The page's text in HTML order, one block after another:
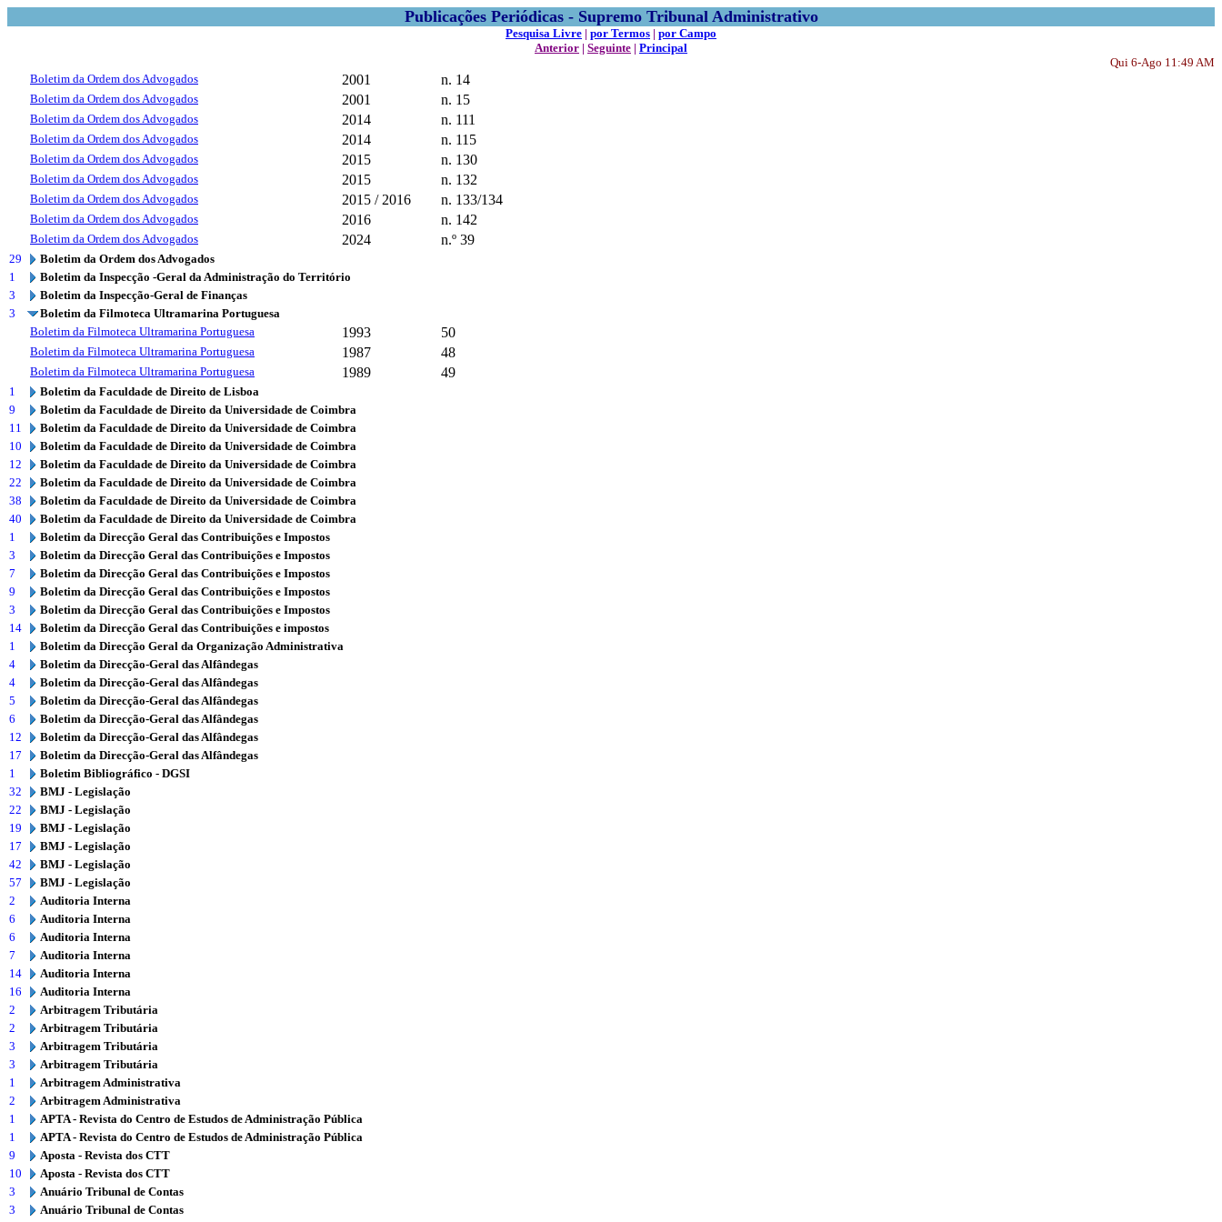
Publicações Periódicas - Supremo Tribunal Administrativo
Pesquisa Livre | por Termos | por Campo
Anterior | Seguinte | Principal
Qui 6-Ago 11:49 AM
Boletim da Ordem dos Advogados
2001 n. 14
Boletim da Ordem dos Advogados 2001 n. 15
Boletim da Ordem dos Advogados 2014 n. 111
Boletim da Ordem dos Advogados 2014 n. 115
Boletim da Ordem dos Advogados 2015 n. 130
Boletim da Ordem dos Advogados 2015 n. 132
Boletim da Ordem dos Advogados 2015 / 2016 n. 133/134
Boletim da Ordem dos Advogados 2016 n. 142
Boletim da Ordem dos Advogados 2024 n.º 39
29
Boletim da Ordem dos Advogados
1
Boletim da Inspecção -Geral da Administração do Território
3
Boletim da Inspecção-Geral de Finanças
3
Boletim da Filmoteca Ultramarina Portuguesa
Boletim da Filmoteca Ultramarina Portuguesa
1993 50
Boletim da Filmoteca Ultramarina Portuguesa 1987 48
Boletim da Filmoteca Ultramarina Portuguesa 1989 49
1
Boletim da Faculdade de Direito de Lisboa
9
Boletim da Faculdade de Direito da Universidade de Coimbra
11
Boletim da Faculdade de Direito da Universidade de Coimbra
10
Boletim da Faculdade de Direito da Universidade de Coimbra
12
Boletim da Faculdade de Direito da Universidade de Coimbra
22
Boletim da Faculdade de Direito da Universidade de Coimbra
38
Boletim da Faculdade de Direito da Universidade de Coimbra
40
Boletim da Faculdade de Direito da Universidade de Coimbra
1
Boletim da Direcção Geral das Contribuições e Impostos
3
Boletim da Direcção Geral das Contribuições e Impostos
7
Boletim da Direcção Geral das Contribuições e Impostos
9
Boletim da Direcção Geral das Contribuições e Impostos
3
Boletim da Direcção Geral das Contribuições e Impostos
14
Boletim da Direcção Geral das Contribuições e impostos
1
Boletim da Direcção Geral da Organização Administrativa
4
Boletim da Direcção-Geral das Alfândegas
4
Boletim da Direcção-Geral das Alfândegas
5
Boletim da Direcção-Geral das Alfândegas
6
Boletim da Direcção-Geral das Alfândegas
12
Boletim da Direcção-Geral das Alfândegas
17
Boletim da Direcção-Geral das Alfândegas
1
Boletim Bibliográfico - DGSI
32
BMJ - Legislação
22
BMJ - Legislação
19
BMJ - Legislação
17
BMJ - Legislação
42
BMJ - Legislação
57
BMJ - Legislação
2
Auditoria Interna
6
Auditoria Interna
6
Auditoria Interna
7
Auditoria Interna
14
Auditoria Interna
16
Auditoria Interna
2
Arbitragem Tributária
2
Arbitragem Tributária
3
Arbitragem Tributária
3
Arbitragem Tributária
1
Arbitragem Administrativa
2
Arbitragem Administrativa
1
APTA - Revista do Centro de Estudos de Administração Pública
1
APTA - Revista do Centro de Estudos de Administração Pública
9
Aposta - Revista dos CTT
10
Aposta - Revista dos CTT
3
Anuário Tribunal de Contas
3
Anuário Tribunal de Contas